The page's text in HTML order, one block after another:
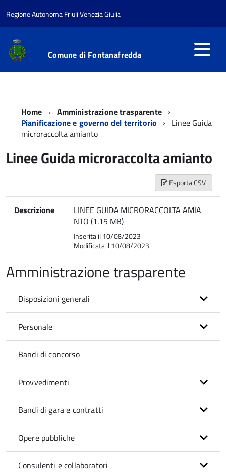
Regione Autonoma Friuli Venezia Giulia
Comune di Fontanafredda
Home
Amministrazione trasparente
Pianificazione e governo del territorio
Linee Guida
microraccolta amianto
Linee Guida microraccolta amianto
Esporta CSV
Descrizione
LINEE GUIDA MICRORACCOLTA AMIA
NTO (1.15 MB)
Inserita il 10/08/2023
Modificata il 10/08/2023
Amministrazione trasparente
Disposizioni generali
Personale
Bandi di concorso
Provvedimenti
Bandi di gara e contratti
Opere pubbliche
Consulenti e collaboratori